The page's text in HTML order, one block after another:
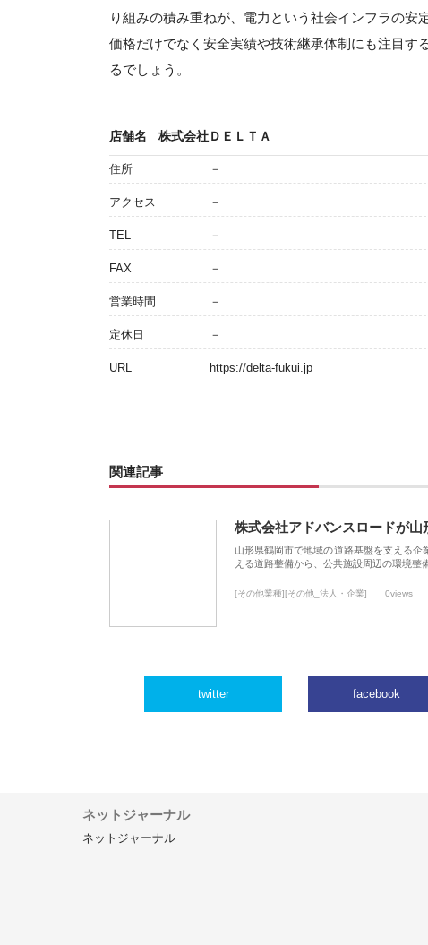
り組みの積み重ねが、電力という社会インフラの安
価格だけでなく安全実績や技術継承体制にも注目す
るでしょう。
店舗名 株式会社ＤＥＬＴＡ
住所 －
アクセス －
TEL －
FAX －
営業時間 －
定休日 －
URL https://delta-fukui.jp
関連記事
株式会社アドバンスロードが
山形県鶴岡市で地域の道路基盤を支える
える道路整備から、公共施設周辺の環境
[その他業種][その他_法人・企業] 0views
twitter facebook
ネットジャーナル
ネットジャーナル